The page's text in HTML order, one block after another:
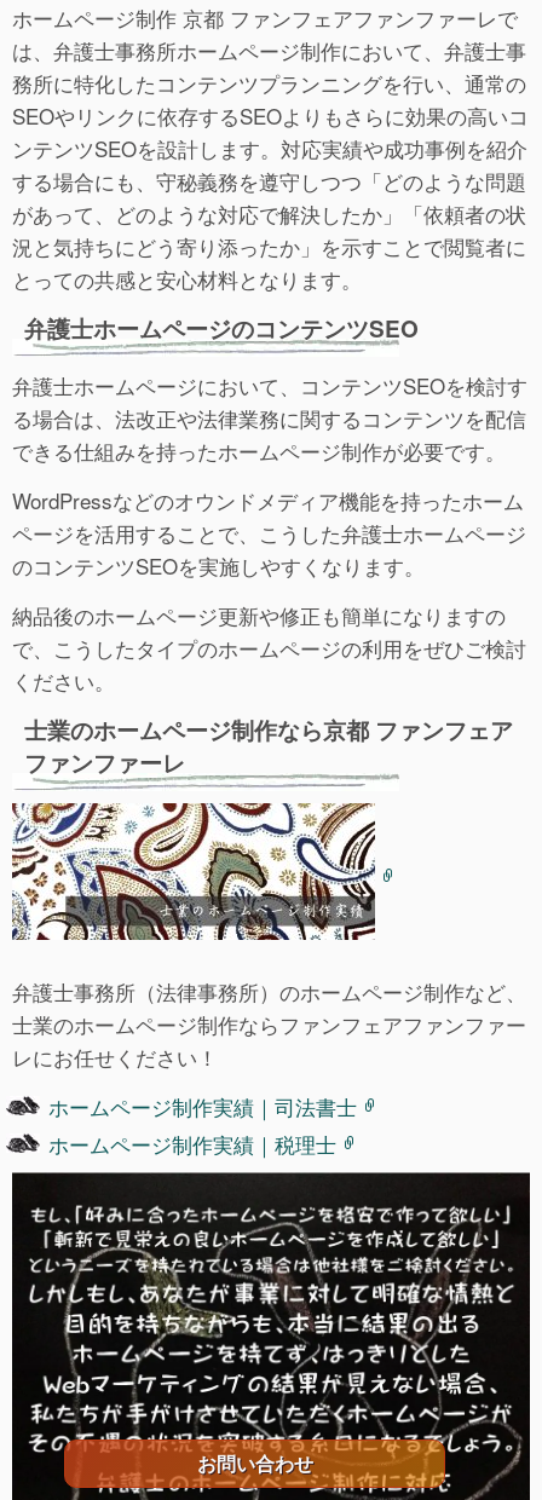
ホームページ制作 京都 ファンフェアファンファーレで
は、弁護士事務所ホームページ制作において、弁護士事
務所に特化したコンテンツプランニングを行い、通常の
SEOやリンクに依存するSEOよりもさらに効果の高いコ
ンテンツSEOを設計します。対応実績や成功事例を紹介
する場合にも、守秘義務を遵守しつつ「どのような問題
があって、どのような対応で解決したか」「依頼者の状
況と気持ちにどう寄り添ったか」を示すことで閲覧者に
とっての共感と安心材料となります。
弁護士ホームページのコンテンツSEO
弁護士ホームページにおいて、コンテンツSEOを検討す
る場合は、法改正や法律業務に関するコンテンツを配信
できる仕組みを持ったホームページ制作が必要です。
WordPressなどのオウンドメディア機能を持ったホーム
ページを活用することで、こうした弁護士ホームページ
のコンテンツSEOを実施しやすくなります。
納品後のホームページ更新や修正も簡単になりますの
で、こうしたタイプのホームページの利用をぜひご検討
ください。
士業のホームページ制作なら京都 ファンフェア
ファンファーレ
弁護士事務所（法律事務所）のホームページ制作など、
士業のホームページ制作ならファンフェアファンファー
レにお任せください！
ホームページ制作実績｜司法書士
ホームページ制作実績｜税理士
お問い合わせ